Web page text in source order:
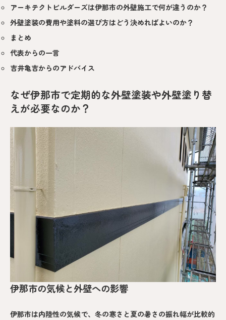
アーキテクトビルダーズは伊那市の外壁施工で何が違うのか？
外壁塗装の費用や塗料の選び方はどう決めればよいのか？
まとめ
代表からの一言
吉井亀吉からのアドバイス
なぜ伊那市で定期的な外壁塗装や外壁塗り替
えが必要なのか？
伊那市の気候と外壁への影響
伊那市は内陸性の気候で、冬の寒さと夏の暑さの振れ幅が比較的